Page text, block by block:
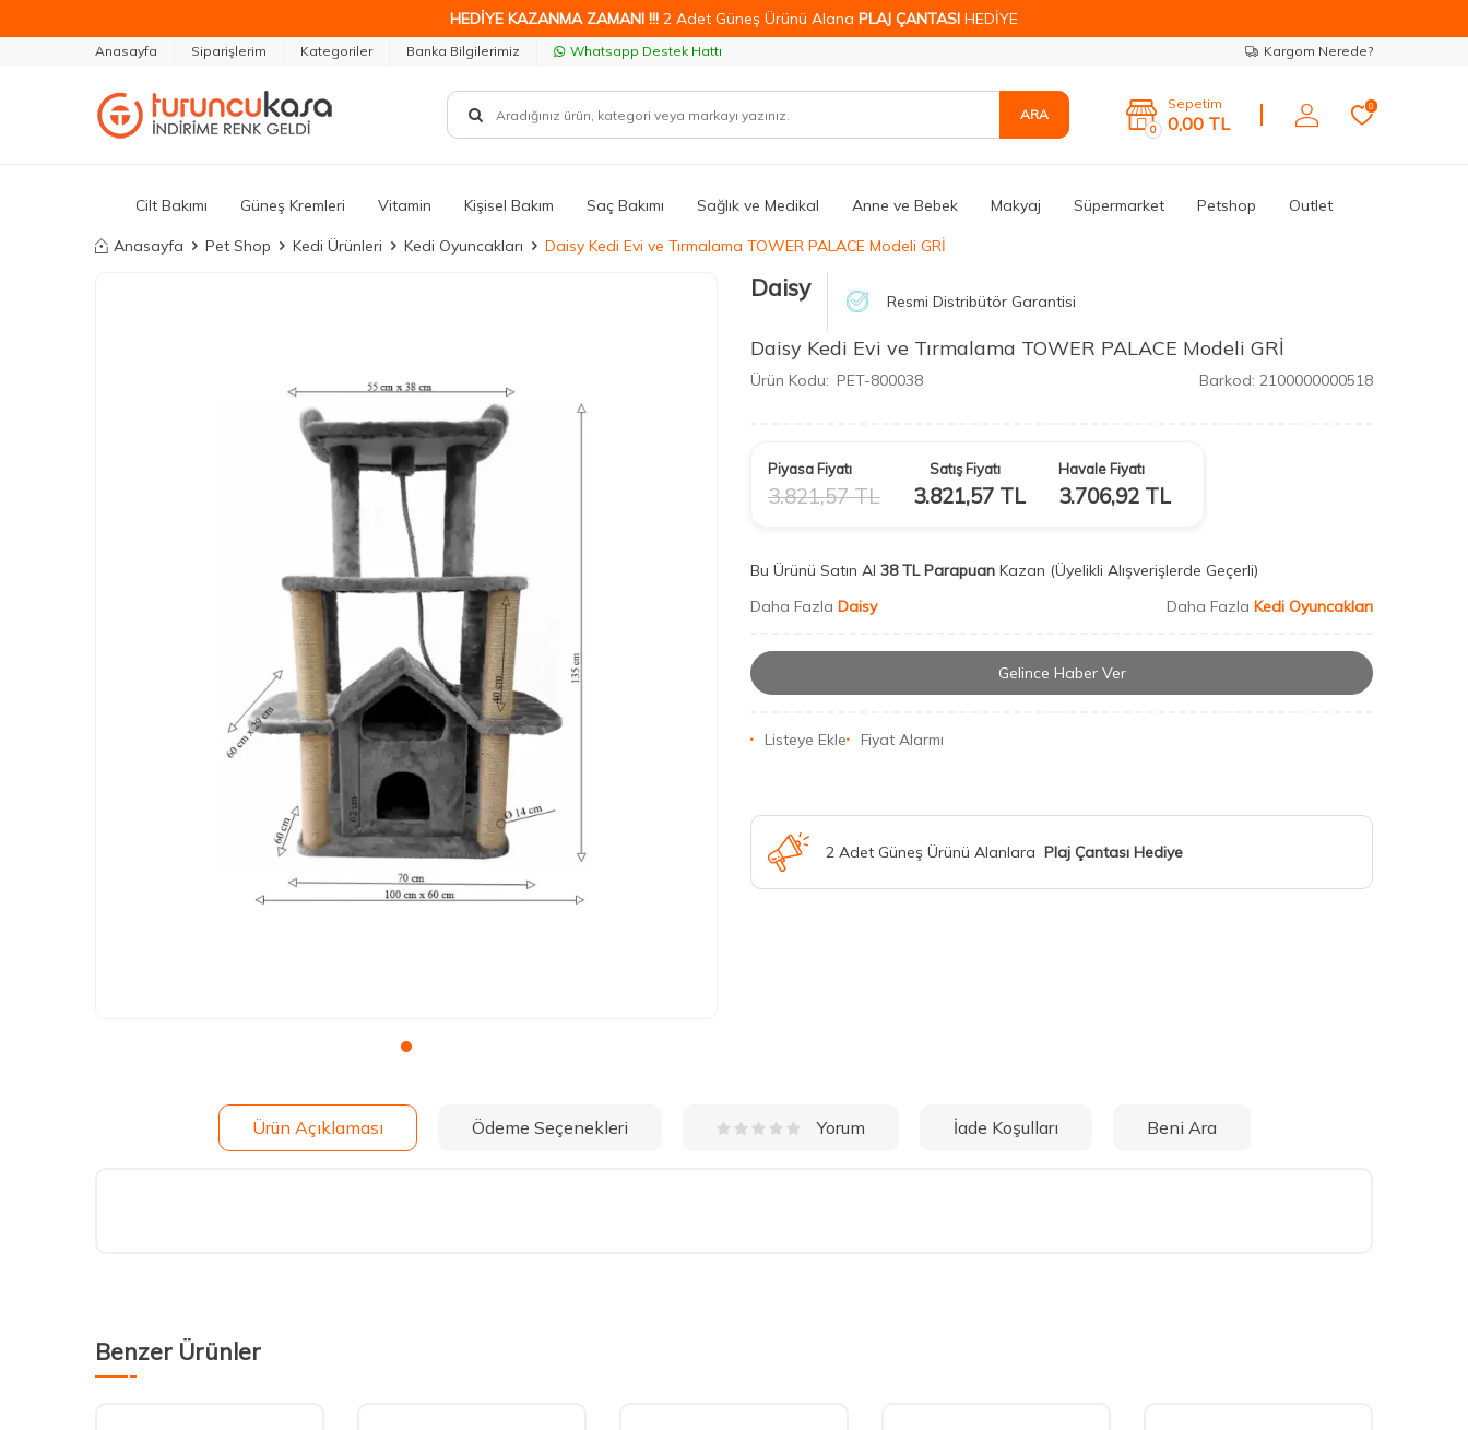
HEDİYE KAZANMA ZAMANI !!! 2 Adet Güneş Ürünü Alana PLAJ ÇANTASI HEDİYE
Anasayfa Siparişlerim Kategoriler Banka Bilgilerimiz Whatsapp Destek Hattı Kargom Nerede?
ARA
0
Sepetim
0,00 TL
0
Cilt Bakımı Güneş Kremleri Vitamin Kişisel Bakım Saç Bakımı Sağlık ve Medikal Anne ve Bebek Makyaj Süpermarket Petshop Outlet
Anasayfa Pet Shop Kedi Ürünleri Kedi Oyuncakları Daisy Kedi Evi ve Tırmalama TOWER PALACE Modeli GRİ
Daisy Resmi Distribütör Garantisi
Daisy Kedi Evi ve Tırmalama TOWER PALACE Modeli GRİ
Ürün Kodu: PET-800038 Barkod: 2100000000518
Piyasa Fiyatı
3.821,57TL
Satış Fiyatı
3.821,57 TL
Havale Fiyatı
3.706,92 TL
Bu Ürünü Satın Al 38 TL Parapuan Kazan (Üyelikli Alışverişlerde Geçerli)
Daha Fazla Daisy Daha Fazla Kedi Oyuncakları
Gelince Haber Ver
Listeye Ekle Fiyat Alarmı
2 Adet Güneş Ürünü Alanlara Plaj Çantası Hediye
Ürün Açıklaması Ödeme Seçenekleri Yorum İade Koşulları Beni Ara
Benzer Ürünler